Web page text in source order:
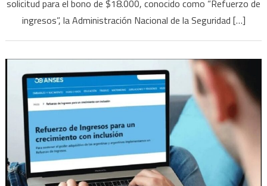
sus
el
solicitud para el bono de $18.000, conocido como “Refuerzo de
ingresos”, la Administración Nacional de la Seguridad […]